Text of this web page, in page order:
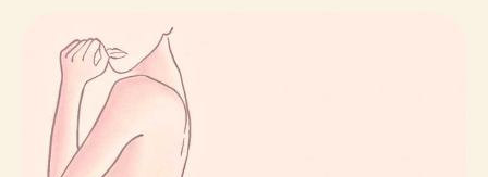
pratiques sexuelles et sa recherche de nouveauté,
en analysant aussi cette notion de « tout » sexuel. Il
sera notamment question du consentement, du
rapport de confiance entre les partenaires, mais
aussi de la place de l’imaginaire dans la sexualité.